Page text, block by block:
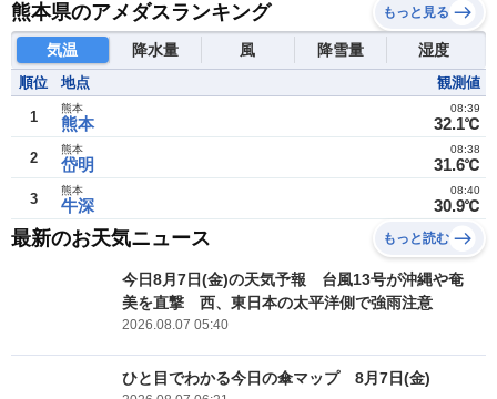
熊本県のアメダスランキング もっと見る
気温 降水量 風 降雪量 湿度
順位 地点 観測値
1 熊本
熊本
32.1℃
08:39
2 岱明
熊本
31.6℃
08:38
3 牛深
熊本
30.9℃
08:40
最新のお天気ニュース もっと読む
今日8月7日(金)の天気予報 台風13号が沖縄や奄
美を直撃 西、東日本の太平洋側で強雨注意
2026.08.07 05:40
ひと目でわかる今日の傘マップ 8月7日(金)